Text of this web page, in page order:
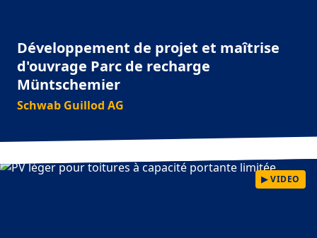
Développement de projet et maîtrise
d'ouvrage Parc de recharge
Müntschemier
Schwab Guillod AG
▶ VIDEO